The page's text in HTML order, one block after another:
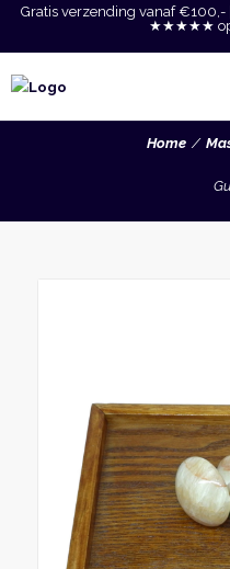
Gratis verzending vanaf
★★★★★ op
Home